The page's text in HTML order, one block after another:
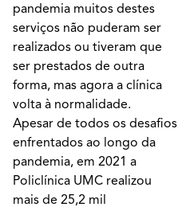
pandemia muitos destes
serviços não puderam ser
realizados ou tiveram que
ser prestados de outra
forma, mas agora a clínica
volta à normalidade.
Apesar de todos os desafios
enfrentados ao longo da
pandemia, em 2021 a
Policlínica UMC realizou
mais de 25,2 mil